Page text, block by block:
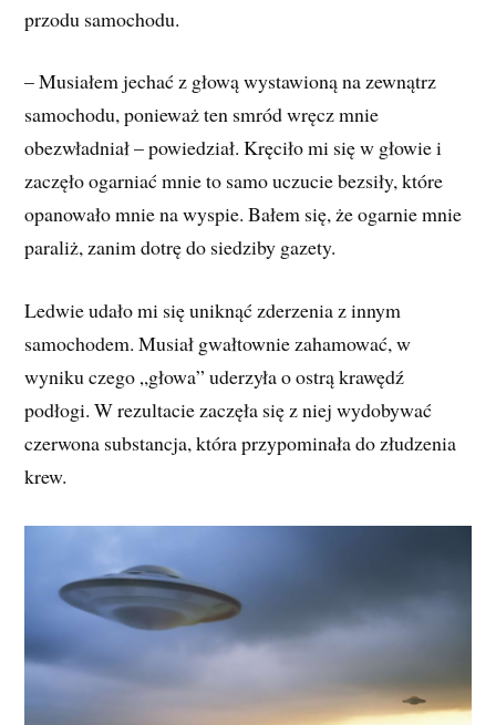
przodu samochodu.
– Musiałem jechać z głową wystawioną na zewnątrz
samochodu, ponieważ ten smród wręcz mnie
obezwładniał – powiedział. Kręciło mi się w głowie i
zaczęło ogarniać mnie to samo uczucie bezsiły, które
opanowało mnie na wyspie. Bałem się, że ogarnie mnie
paraliż, zanim dotrę do siedziby gazety.
Ledwie udało mi się uniknąć zderzenia z innym
samochodem. Musiał gwałtownie zahamować, w
wyniku czego „głowa” uderzyła o ostrą krawędź
podłogi. W rezultacie zaczęła się z niej wydobywać
czerwona substancja, która przypominała do złudzenia
krew.